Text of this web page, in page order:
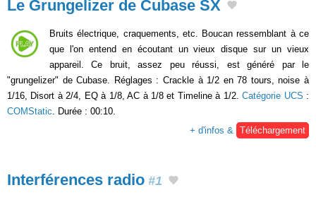
Le Grungelizer de Cubase SX
Bruits électrique, craquements, etc. Boucan ressemblant à ce
que l'on entend en écoutant un vieux disque sur un vieux
appareil. Ce bruit, assez peu réussi, est généré par le
"grungelizer" de Cubase. Réglages : Crackle à 1/2 en 78 tours, noise à
1/16, Disort à 2/4, EQ à 1/8, AC à 1/8 et Timeline à 1/2.Catégorie UCS :
COMStatic. Durée : 00:10.
+ d'infos & Téléchargement
Interférences radio #1